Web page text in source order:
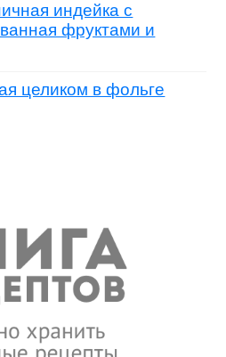
индейка с
фруктами и
целиком в фольге